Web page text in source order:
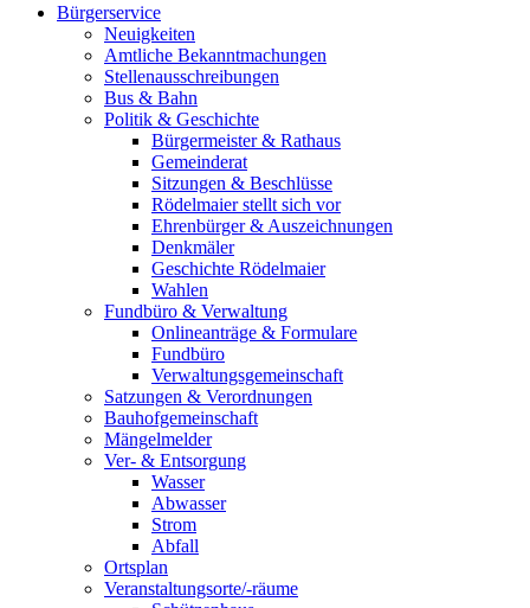
Bürgerservice
Neuigkeiten
Amtliche Bekanntmachungen
Stellenausschreibungen
Bus & Bahn
Politik & Geschichte
Bürgermeister & Rathaus
Gemeinderat
Sitzungen & Beschlüsse
Rödelmaier stellt sich vor
Ehrenbürger & Auszeichnungen
Denkmäler
Geschichte Rödelmaier
Wahlen
Fundbüro & Verwaltung
Onlineanträge & Formulare
Fundbüro
Verwaltungsgemeinschaft
Satzungen & Verordnungen
Bauhofgemeinschaft
Mängelmelder
Ver- & Entsorgung
Wasser
Abwasser
Strom
Abfall
Ortsplan
Veranstaltungsorte/-räume